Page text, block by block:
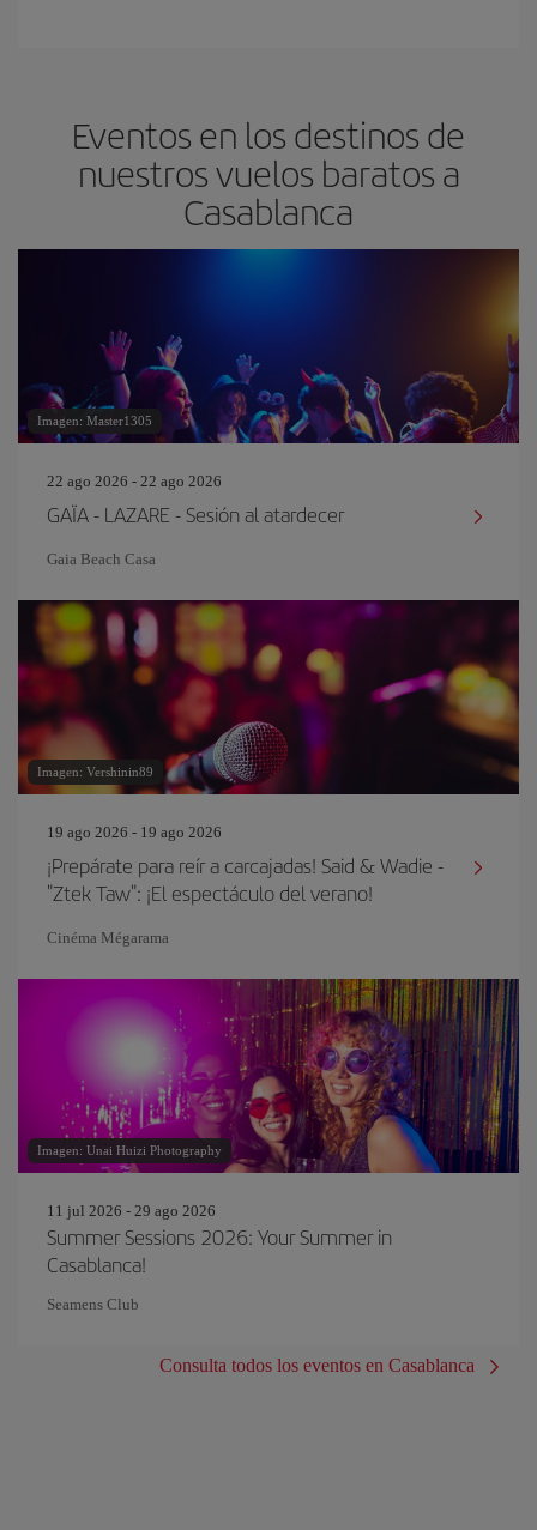
Eventos en los destinos de
nuestros vuelos baratos a
Casablanca
Imagen: Master1305
22 ago 2026 - 22 ago 2026
GAÏA - LAZARE - Sesión al atardecer
Gaia Beach Casa
Imagen: Vershinin89
19 ago 2026 - 19 ago 2026
¡Prepárate para reír a carcajadas! Said & Wadie -
"Ztek Taw": ¡El espectáculo del verano!
Cinéma Mégarama
Imagen: Unai Huizi Photography
11 jul 2026 - 29 ago 2026
Summer Sessions 2026: Your Summer in
Casablanca!
Seamens Club
Consulta todos los eventos en Casablanca